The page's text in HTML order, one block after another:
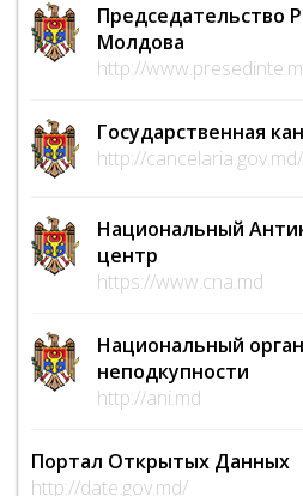
Председательство
Молдова
http://
Государственная
http://cancelaria.gov.md/
Национальный
центр
https://www.cna.md
Национальный
неподкупности
http://ani.md
Портал Открытых Данных
http://date.gov.md/